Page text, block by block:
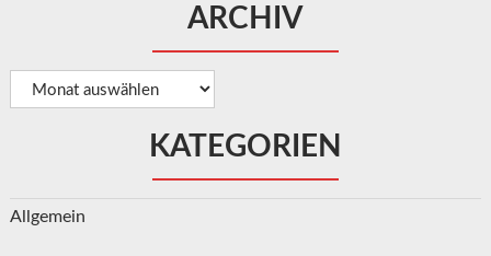
ARCHIV
Archiv
KATEGORIEN
Allgemein